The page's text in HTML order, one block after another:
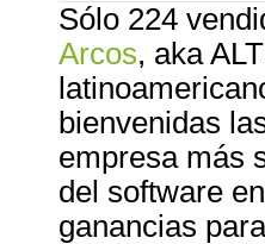
Sólo 224
Arcos, aka
bienvenidas
empresa más
del software
ganancias